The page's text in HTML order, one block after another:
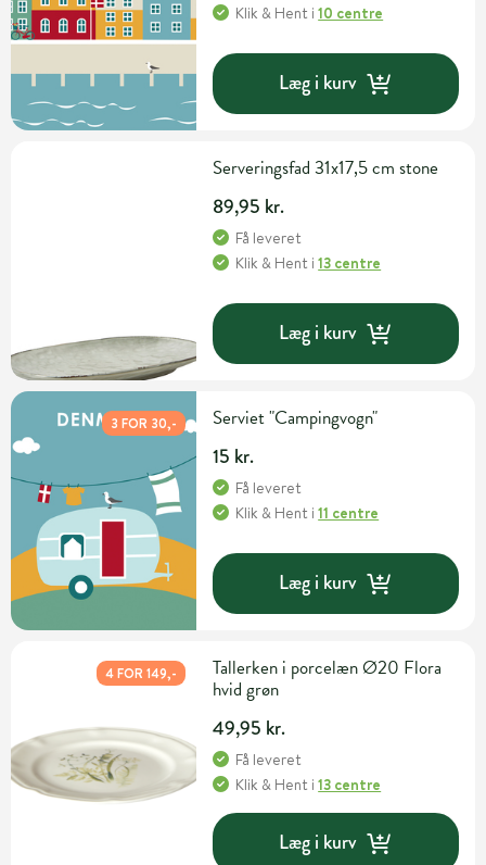
Klik & Hent i10 centre
Læg i kurv
Serveringsfad 31x17,5 cm stone
89,95 kr.
Få leveret
Klik & Hent i13 centre
Læg i kurv
3 FOR 30,- Serviet "Campingvogn"
15 kr.
Få leveret
Klik & Hent i11 centre
Læg i kurv
4 FOR 149,-
Tallerken i porcelæn Ø20 Flora
hvid grøn
49,95 kr.
Få leveret
Klik & Hent i13 centre
Læg i kurv